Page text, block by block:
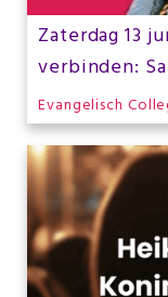
Zaterdag 13
verbinden:
Evangelisch